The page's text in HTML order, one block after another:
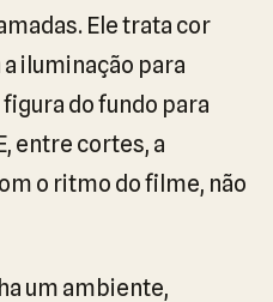
Ele trata cor
iluminação para
do fundo para
entre cortes, a
o ritmo do filme, não
um ambiente,